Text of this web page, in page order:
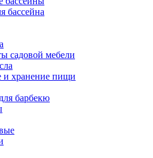
бассейна
садовой мебели
и хранение пищи
барбекю